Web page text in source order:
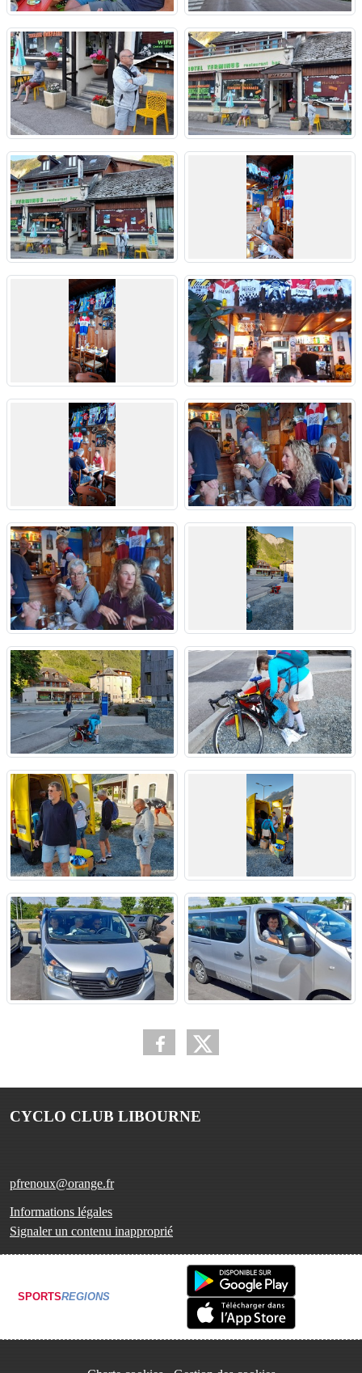
CYCLO CLUB LIBOURNE
pfrenoux@orange.fr
Informations légales
Signaler un contenu inapproprié
SPORTSREGIONS